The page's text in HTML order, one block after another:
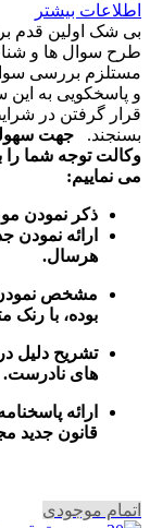
اطلاعات بیشتر
بی شک اولین قدم
طرح سوال ها و
مستلزم بررسی
و پاسخکویی به این
قرار گرفتن در
بسنجند.
وکالت توجه شما را
می نماییم:
ذکر نمودن
ارائه
هرسال.
مشخص
بوده، با رنک
تشریح دلیل
های نادرست.
ارائه
قانون جدید
اتمام موجودی